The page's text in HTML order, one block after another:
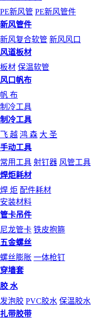
PE新风管 PE新风管件
新风管件
新风复合软管 新风风口
风道板材
板材 保温软管
风口帆布
帆 布
制冷工具
制冷工具
飞 越 鸿 森 大 圣
手动工具
常用工具 射钉器 风管工具
焊炬耗材
焊 炬 配件耗材
安装材料
管卡吊件
尼龙管卡 铁皮抱箍
五金螺丝
螺丝膨胀 一体枪钉
穿墙套
胶 水
发泡胶 PVC胶水 保温胶水
扎带胶带